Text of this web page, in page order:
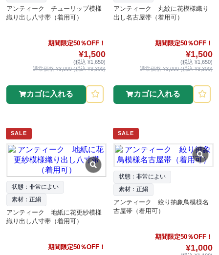
アンティーク チューリップ模様
織り出し八寸帯（着用可）
期間限定50％OFF！
¥1,500
(税込 ¥1,650)
通常価格 ¥3,000 (税込 ¥3,300)
カゴに入れる
アンティーク 丸紋に花模様織り
出し名古屋帯（着用可）
期間限定50％OFF！
¥1,500
(税込 ¥1,650)
通常価格 ¥3,000 (税込 ¥3,300)
カゴに入れる
SALE
状態：非常によい
素材：正絹
アンティーク 地紙に花更紗模様
織り出し八寸帯（着用可）
期間限定50％OFF！
SALE
状態：非常によい
素材：正絹
アンティーク 絞り抽象鳥模様名
古屋帯（着用可）
期間限定50％OFF！
¥1,000